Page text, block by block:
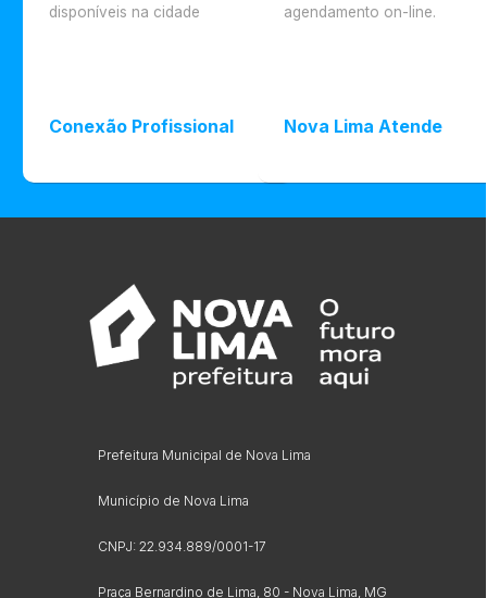
disponíveis na cidade
Conexão Profissional
agendamento on-line.
Nova Lima Atende
Prefeitura Municipal de Nova Lima
Município de Nova Lima
CNPJ: 22.934.889/0001-17
Praça Bernardino de Lima, 80 - Nova Lima, MG